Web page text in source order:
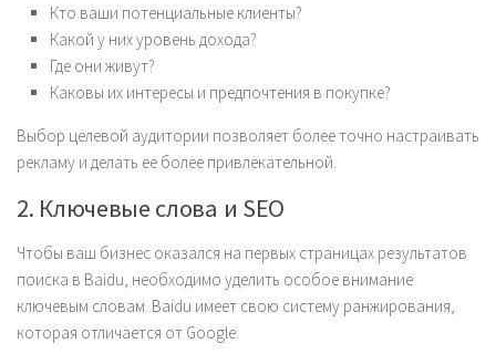
Кто ваши потенциальные клиенты?
Какой у них уровень дохода?
Где они живут?
Каковы их интересы и предпочтения в покупке?
Выбор целевой аудитории позволяет более точно настраивать
рекламу и делать ее более привлекательной.
2. Ключевые слова и SEO
Чтобы ваш бизнес оказался на первых страницах результатов
поиска в Baidu, необходимо уделить особое внимание
ключевым словам. Baidu имеет свою систему ранжирования,
которая отличается от Google.